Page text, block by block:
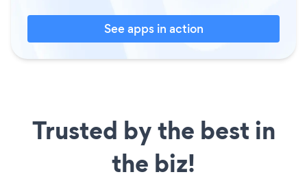
See apps in action
Trusted by the best in
the biz!